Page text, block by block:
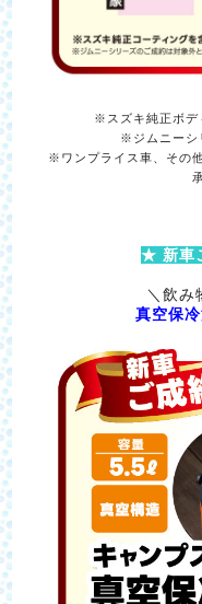
※スズキ純正ボデ
※ジムニーシ
※ワンプライス車、その
★ 新車
＼飲み
真空保